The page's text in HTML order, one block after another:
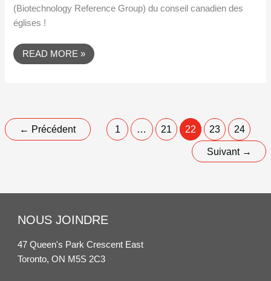
(Biotechnology Reference Group) du conseil canadien des
églises !
READ MORE »
← Précédent 1 … 21 22 23 24
Suivant →
NOUS JOINDRE
47 Queen's Park Crescent East
Toronto, ON M5S 2C3